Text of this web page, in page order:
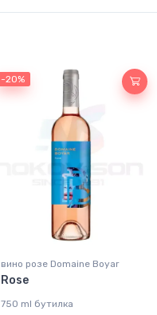
-20%
вино розе Domaine Boyar
Rose
750 ml бутилка